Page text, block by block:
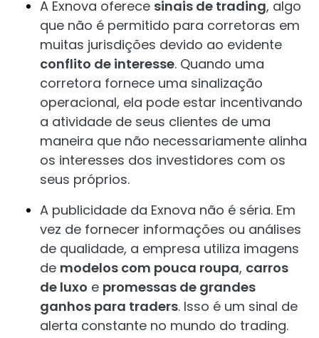
A Exnova oferece sinais de trading, algo
que não é permitido para corretoras em
muitas jurisdições devido ao evidente
conflito de interesse. Quando uma
corretora fornece uma sinalização
operacional, ela pode estar incentivando
a atividade de seus clientes de uma
maneira que não necessariamente alinha
os interesses dos investidores com os
seus próprios.
A publicidade da Exnova não é séria. Em
vez de fornecer informações ou análises
de qualidade, a empresa utiliza imagens
de modelos com pouca roupa, carros
de luxo e promessas de grandes
ganhos para traders. Isso é um sinal de
alerta constante no mundo do trading.